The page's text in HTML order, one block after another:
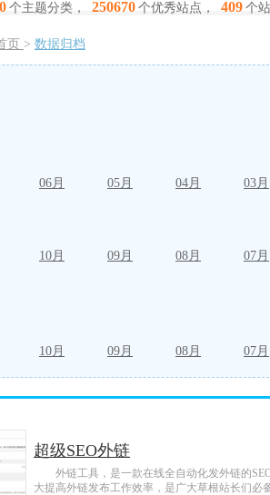
个主题分类， 250670 个优秀站点， 409 个
页 > 数据归档
06月 05月 04月 03月
10月 09月 08月
07月
10月 09月 08月 07月
超级SEO外链
外链工具，是一款在线全自动化发外链的
大提高外链发布工作效率，是广大草根站长们必